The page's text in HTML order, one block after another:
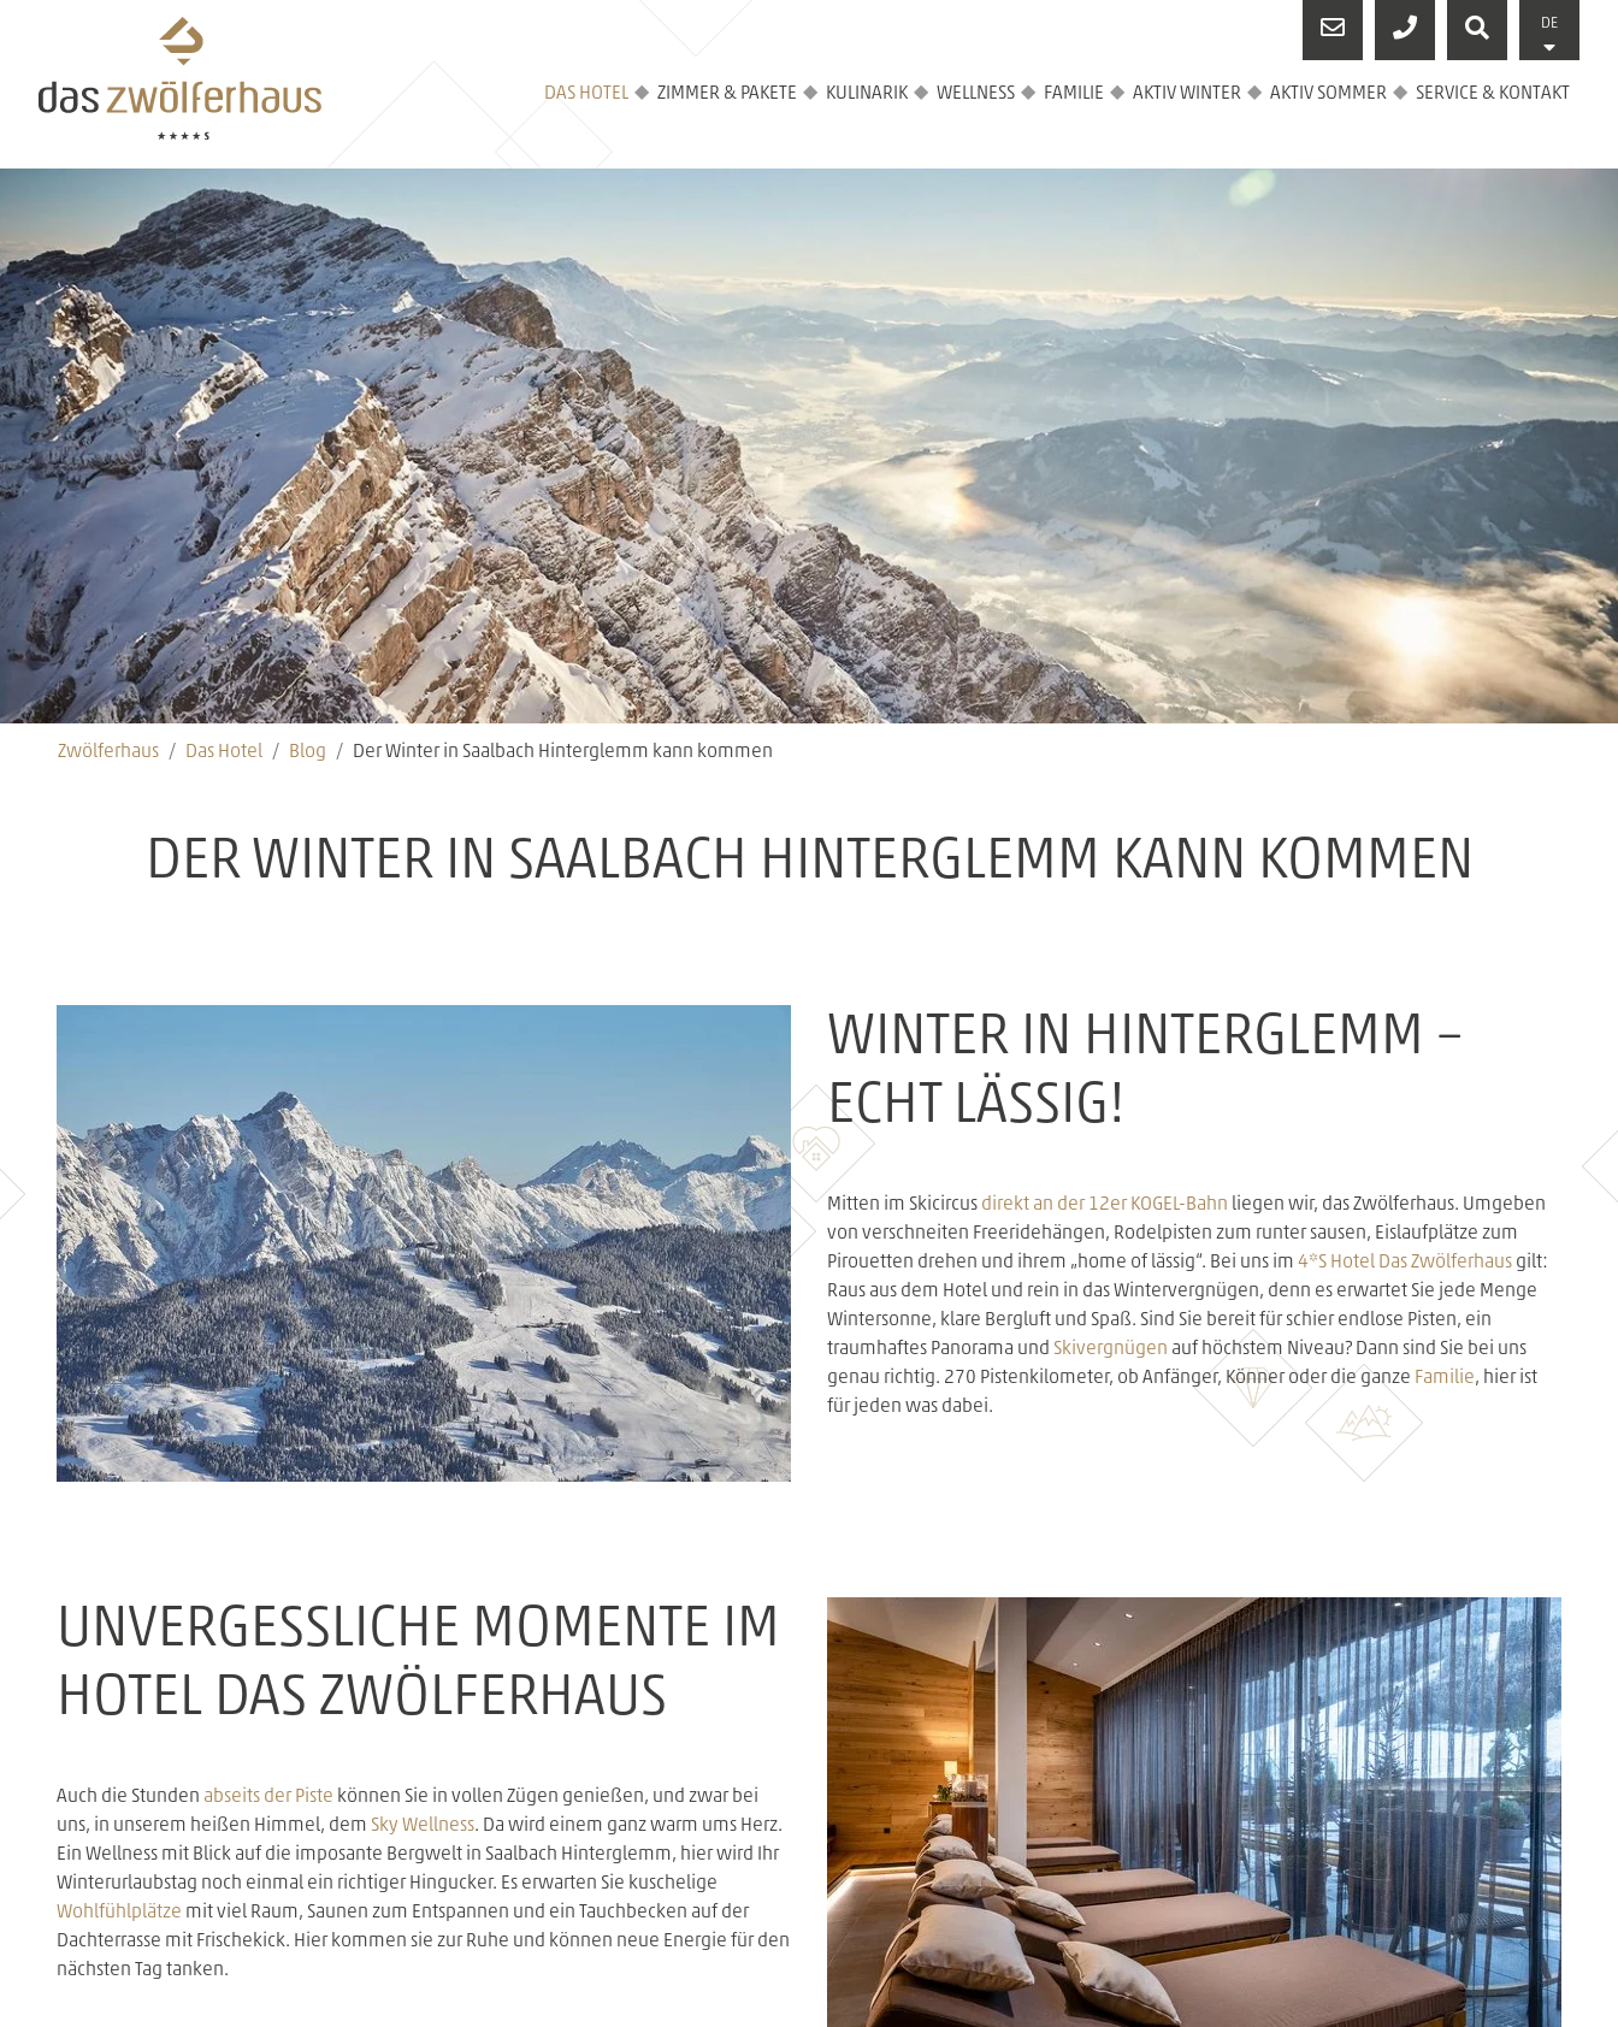
DE
DAS HOTEL ZIMMER & PAKETE KULINARIK WELLNESS FAMILIE AKTIV WINTER AKTIV SOMMER SERVICE & KONTAKT
Zwölferhaus Das Hotel Blog Der Winter in Saalbach Hinterglemm kann kommen
DER WINTER IN SAALBACH HINTERGLEMM KANN KOMMEN
WINTER IN HINTERGLEMM –
ECHT LÄSSIG!
Mitten im Skicircus direkt an der 12er KOGEL-Bahn liegen wir, das Zwölferhaus. Umgeben
von verschneiten Freeridehängen, Rodelpisten zum runter sausen, Eislaufplätze zum
Pirouetten drehen und ihrem „home of lässig“. Bei uns im 4*S Hotel Das Zwölferhaus gilt:
Raus aus dem Hotel und rein in das Wintervergnügen, denn es erwartet Sie jede Menge
Wintersonne, klare Bergluft und Spaß. Sind Sie bereit für schier endlose Pisten, ein
traumhaftes Panorama und Skivergnügen auf höchstem Niveau? Dann sind Sie bei uns
genau richtig. 270 Pistenkilometer, ob Anfänger, Könner oder die ganze Familie, hier ist
für jeden was dabei.
UNVERGESSLICHE MOMENTE IM
HOTEL DAS ZWÖLFERHAUS
Auch die Stunden abseits der Piste können Sie in vollen Zügen genießen, und zwar bei
uns, in unserem heißen Himmel, dem Sky Wellness. Da wird einem ganz warm ums Herz.
Ein Wellness mit Blick auf die imposante Bergwelt in Saalbach Hinterglemm, hier wird Ihr
Winterurlaubstag noch einmal ein richtiger Hingucker. Es erwarten Sie kuschelige
Wohlfühlplätze mit viel Raum, Saunen zum Entspannen und ein Tauchbecken auf der
Dachterrasse mit Frischekick. Hier kommen sie zur Ruhe und können neue Energie für den
nächsten Tag tanken.